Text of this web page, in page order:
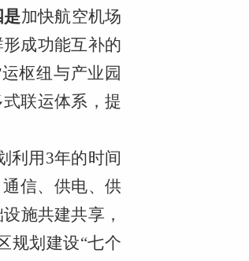
是加快航空机场
成功能互补的
枢纽与产业园
联运体系，提
利用 3年的时间
信、供电、供
施共建共享，
规划建设“七个